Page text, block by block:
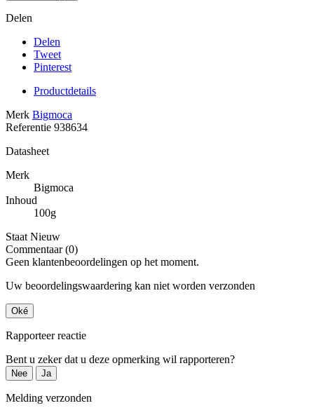
Delen
Delen
Tweet
Pinterest
Productdetails
Merk Bigmoca
Referentie 938634
Datasheet
Merk
Bigmoca
Inhoud
100g
StaatNieuw
Commentaar (0)
Geen klantenbeoordelingen op het moment.
Uw beoordelingswaardering kan niet worden verzonden
Oké
Rapporteer reactie
Bent u zeker dat u deze opmerking wil rapporteren?
Nee Ja
Melding verzonden